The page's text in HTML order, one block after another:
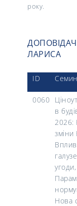
року.
ЛАРИCА
ID
0060
в
2026:
зміни
Вплив
угоди,
Нова